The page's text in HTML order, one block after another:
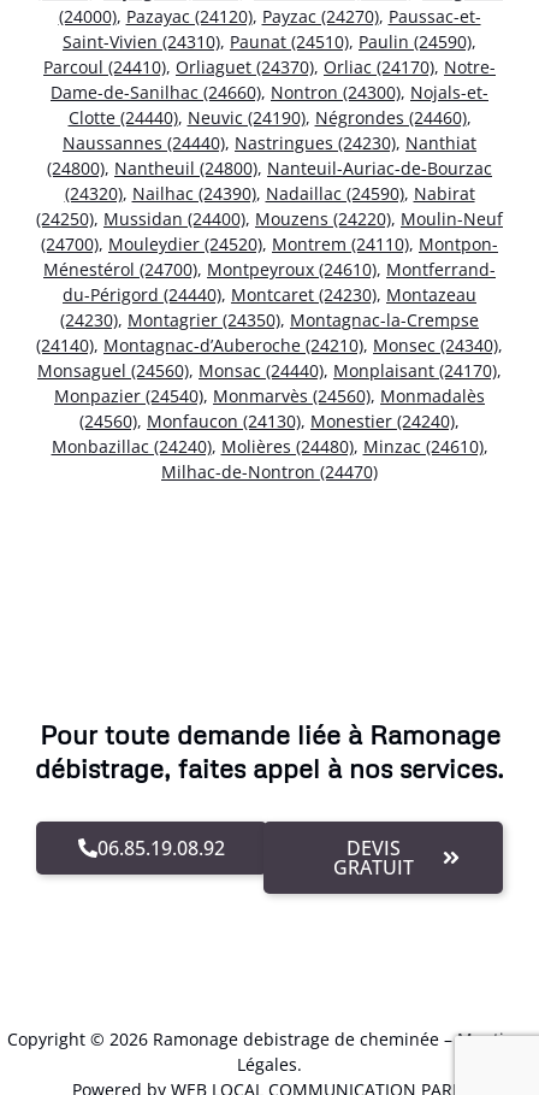
(24000), Pazayac (24120), Payzac (24270), Paussac-et-
Saint-Vivien (24310), Paunat (24510), Paulin (24590),
Parcoul (24410), Orliaguet (24370), Orliac (24170), Notre-
Dame-de-Sanilhac (24660), Nontron (24300), Nojals-et-
Clotte (24440), Neuvic (24190), Négrondes (24460),
Naussannes (24440), Nastringues (24230), Nanthiat
(24800), Nantheuil (24800), Nanteuil-Auriac-de-Bourzac
(24320), Nailhac (24390), Nadaillac (24590), Nabirat
(24250), Mussidan (24400), Mouzens (24220), Moulin-Neuf
(24700), Mouleydier (24520), Montrem (24110), Montpon-
Ménestérol (24700), Montpeyroux (24610), Montferrand-
du-Périgord (24440), Montcaret (24230), Montazeau
(24230), Montagrier (24350), Montagnac-la-Crempse
(24140), Montagnac-d’Auberoche (24210), Monsec (24340),
Monsaguel (24560), Monsac (24440), Monplaisant (24170),
Monpazier (24540), Monmarvès (24560), Monmadalès
(24560), Monfaucon (24130), Monestier (24240),
Monbazillac (24240), Molières (24480), Minzac (24610),
Milhac-de-Nontron (24470)
Pour toute demande liée à Ramonage
débistrage, faites appel à nos services.
06.85.19.08.92 DEVIS
GRATUIT
Copyright © 2026 Ramonage debistrage de cheminée –Mentions
Légales.
Powered by WEB LOCAL COMMUNICATION PARIS